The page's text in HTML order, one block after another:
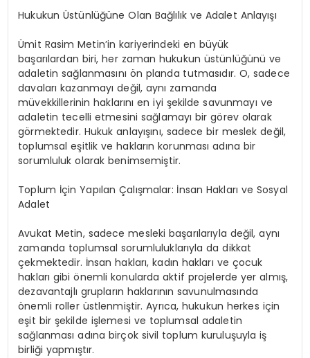
Hukukun Üstünlüğüne Olan Bağlılık ve Adalet Anlayışı
Ümit Rasim Metin’in kariyerindeki en büyük
başarılardan biri, her zaman hukukun üstünlüğünü ve
adaletin sağlanmasını ön planda tutmasıdır. O, sadece
davaları kazanmayı değil, aynı zamanda
müvekkillerinin haklarını en iyi şekilde savunmayı ve
adaletin tecelli etmesini sağlamayı bir görev olarak
görmektedir. Hukuk anlayışını, sadece bir meslek değil,
toplumsal eşitlik ve hakların korunması adına bir
sorumluluk olarak benimsemiştir.
Toplum İçin Yapılan Çalışmalar: İnsan Hakları ve Sosyal
Adalet
Avukat Metin, sadece mesleki başarılarıyla değil, aynı
zamanda toplumsal sorumluluklarıyla da dikkat
çekmektedir. İnsan hakları, kadın hakları ve çocuk
hakları gibi önemli konularda aktif projelerde yer almış,
dezavantajlı grupların haklarının savunulmasında
önemli roller üstlenmiştir. Ayrıca, hukukun herkes için
eşit bir şekilde işlemesi ve toplumsal adaletin
sağlanması adına birçok sivil toplum kuruluşuyla iş
birliği yapmıştır.